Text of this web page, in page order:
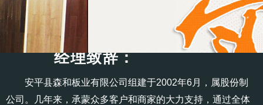
经理致辞：
安平县森和板业有限公司组建于2002年6月，属股份制
公司。几年来，承蒙众多客户和商家的大力支持，通过全体